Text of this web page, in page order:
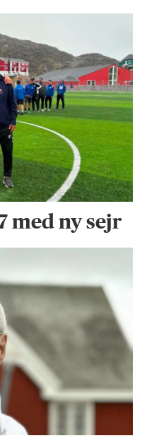
med ny sejr